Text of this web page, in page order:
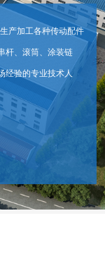
产加工各种传动配件
杆、滚筒、涂装链
经验的专业技术人